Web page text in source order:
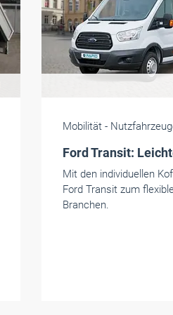
Mobilität-
Ford Transit:
Mit den individuellen
Ford Transit zum
Branchen.